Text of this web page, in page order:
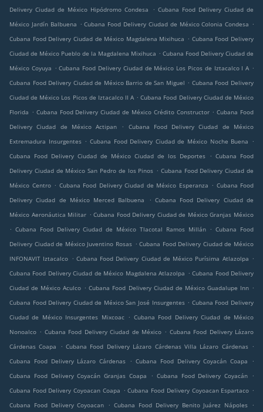
Delivery Ciudad de México Hipódromo Condesa
. Cubana Food Delivery Ciudad de
México Jardín Balbuena . Cubana Food Delivery Ciudad de México Colonia Condesa .
Cubana Food Delivery Ciudad de México Magdalena Mixihuca . Cubana Food Delivery
Ciudad de México Pueblo de la Magdalena Mixihuca . Cubana Food Delivery Ciudad de
México Coyuya . Cubana Food Delivery Ciudad de México Los Picos de Iztacalco I A .
Cubana Food Delivery Ciudad de México Barrio de San Miguel . Cubana Food Delivery
Ciudad de México Los Picos de Iztacalco II A . Cubana Food Delivery Ciudad de México
Florida . Cubana Food Delivery Ciudad de México Crédito Constructor . Cubana Food
Delivery Ciudad de México Actipan
.
Cubana Food Delivery Ciudad de México
Extremadura Insurgentes . Cubana Food Delivery Ciudad de México Noche Buena
.
Cubana Food Delivery Ciudad de México Ciudad de los Deportes
. Cubana Food
Delivery Ciudad de México San Pedro de los Pinos . Cubana Food Delivery Ciudad de
México Centro . Cubana Food Delivery Ciudad de México Esperanza . Cubana Food
Delivery Ciudad de México Merced Balbuena
. Cubana Food Delivery Ciudad de
México Aeronáutica Militar . Cubana Food Delivery Ciudad de México Granjas México
. Cubana Food Delivery Ciudad de México Tlacotal Ramos Millán . Cubana Food
Delivery Ciudad de México Juventino Rosas . Cubana Food Delivery Ciudad de México
INFONAVIT Iztacalco . Cubana Food Delivery Ciudad de México Purísima Atlazolpa .
Cubana Food Delivery Ciudad de México Magdalena Atlazolpa . Cubana Food Delivery
Ciudad de México Aculco . Cubana Food Delivery Ciudad de México Guadalupe Inn .
Cubana Food Delivery Ciudad de México San José Insurgentes . Cubana Food Delivery
Ciudad de México Insurgentes Mixcoac . Cubana Food Delivery Ciudad de México
Nonoalco . Cubana Food Delivery Ciudad de México . Cubana Food Delivery Lázaro
Cárdenas Coapa
. Cubana Food Delivery Lázaro Cárdenas Villa Lázaro Cárdenas .
Cubana Food Delivery Lázaro Cárdenas
. Cubana Food Delivery Coyacán Coapa
.
Cubana Food Delivery Coyacán Granjas Coapa
. Cubana Food Delivery Coyacán
.
Cubana Food Delivery Coyoacan Coapa . Cubana Food Delivery Coyoacan Espartaco .
Cubana Food Delivery Coyoacan
. Cubana Food Delivery Benito Juárez Nápoles .